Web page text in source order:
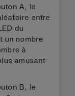
A, le
entre
du
un nombre
à
amusant
B, le